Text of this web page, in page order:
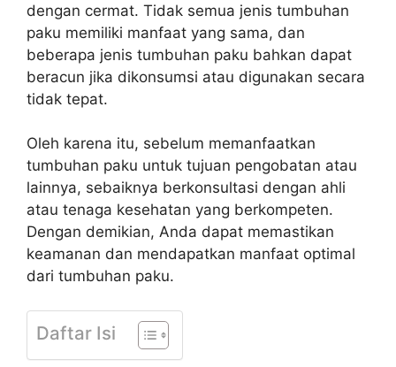
dengan cermat. Tidak semua jenis tumbuhan
paku memiliki manfaat yang sama, dan
beberapa jenis tumbuhan paku bahkan dapat
beracun jika dikonsumsi atau digunakan secara
tidak tepat.
Oleh karena itu, sebelum memanfaatkan
tumbuhan paku untuk tujuan pengobatan atau
lainnya, sebaiknya berkonsultasi dengan ahli
atau tenaga kesehatan yang berkompeten.
Dengan demikian, Anda dapat memastikan
keamanan dan mendapatkan manfaat optimal
dari tumbuhan paku.
Daftar Isi